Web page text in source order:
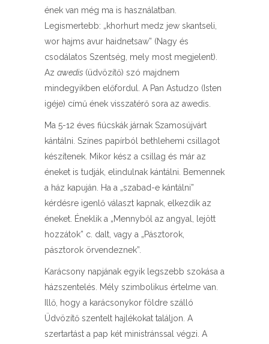
ének van még ma is használatban.
Legismertebb: „khorhurt medz jew skantseli,
wor hajms avur haidnetsaw” (Nagy és
csodálatos Szentség, mely most megjelent).
Az awedis (üdvözítő) szó majdnem
mindegyikben előfordul. A Pan Astudzo (Isten
igéje) című ének visszatérő sora az awedis.
Ma 5-12 éves fiúcskák járnak Szamosújvárt
kántálni. Színes papírból bethlehemi csillagot
készítenek. Mikor kész a csillag és már az
éneket is tudják, elindulnak kántálni. Bemennek
a ház kapuján. Ha a „szabad-e kántálni”
kérdésre igenlő választ kapnak, elkezdik az
éneket. Éneklik a „Mennyből az angyal, lejött
hozzátok” c. dalt, vagy a „Pásztorok,
pásztorok örvendeznek”.
Karácsony napjának egyik legszebb szokása a
házszentelés. Mély szimbolikus értelme van.
Illő, hogy a karácsonykor földre szálló
Üdvözítő szentelt hajlékokat találjon. A
szertartást a pap két ministránssal végzi. A